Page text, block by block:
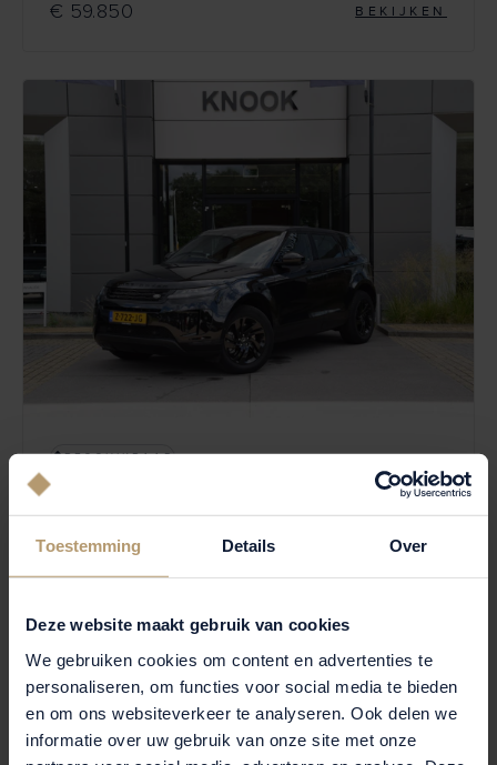
Toestemming Details Over
Deze website maakt gebruik van cookies
We gebruiken cookies om content en advertenties te
personaliseren, om functies voor social media te bieden
en om ons websiteverkeer te analyseren. Ook delen we
informatie over uw gebruik van onze site met onze
€ 59.850 BEKIJKEN
BESCHIKBAAR
LAND ROVER RANGE ROVER EVOQUE
P300e PHEV AWD S
€ 49.750 BEKIJKEN